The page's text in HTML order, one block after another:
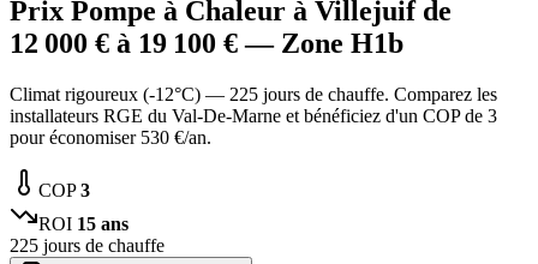
Prix Pompe à Chaleur à Villejuif de
12 000 € à 19 100 € — Zone H1b
Climat rigoureux (-12°C) — 225 jours de chauffe. Comparez les
installateurs RGE du Val-De-Marne et bénéficiez d'un COP de 3
pour économiser 530 €/an.
COP3
ROI 15 ans
225 jours de chauffe